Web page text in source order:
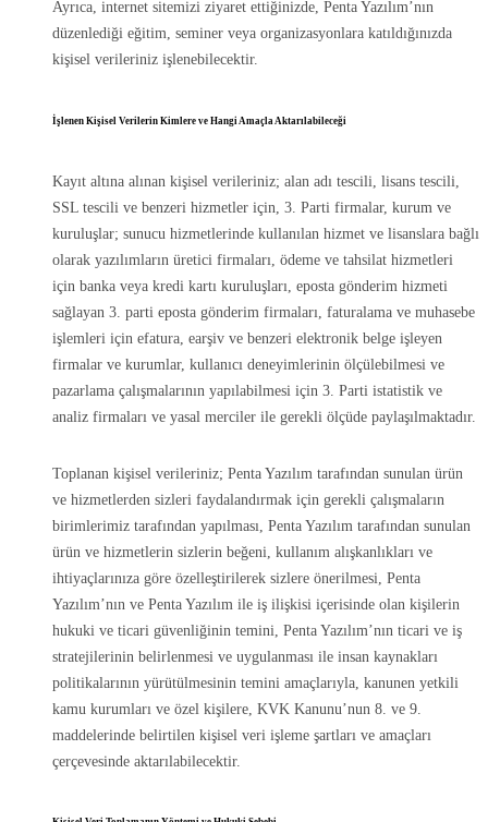
Ayrıca, internet sitemizi ziyaret ettiğinizde, Penta Yazılım’nın
düzenlediği eğitim, seminer veya organizasyonlara katıldığınızda
kişisel verileriniz işlenebilecektir.
İşlenen Kişisel Verilerin Kimlere ve Hangi Amaçla Aktarılabileceği
Kayıt altına alınan kişisel verileriniz; alan adı tescili, lisans tescili,
SSL tescili ve benzeri hizmetler için, 3. Parti firmalar, kurum ve
kuruluşlar; sunucu hizmetlerinde kullanılan hizmet ve lisanslara bağlı
olarak yazılımların üretici firmaları, ödeme ve tahsilat hizmetleri
için banka veya kredi kartı kuruluşları, eposta gönderim hizmeti
sağlayan 3. parti eposta gönderim firmaları, faturalama ve muhasebe
işlemleri için efatura, earşiv ve benzeri elektronik belge işleyen
firmalar ve kurumlar, kullanıcı deneyimlerinin ölçülebilmesi ve
pazarlama çalışmalarının yapılabilmesi için 3. Parti istatistik ve
analiz firmaları ve yasal merciler ile gerekli ölçüde paylaşılmaktadır.
Toplanan kişisel verileriniz; Penta Yazılım tarafından sunulan ürün
ve hizmetlerden sizleri faydalandırmak için gerekli çalışmaların
birimlerimiz tarafından yapılması, Penta Yazılım tarafından sunulan
ürün ve hizmetlerin sizlerin beğeni, kullanım alışkanlıkları ve
ihtiyaçlarınıza göre özelleştirilerek sizlere önerilmesi, Penta
Yazılım’nın ve Penta Yazılım ile iş ilişkisi içerisinde olan kişilerin
hukuki ve ticari güvenliğinin temini, Penta Yazılım’nın ticari ve iş
stratejilerinin belirlenmesi ve uygulanması ile insan kaynakları
politikalarının yürütülmesinin temini amaçlarıyla, kanunen yetkili
kamu kurumları ve özel kişilere, KVK Kanunu’nun 8. ve 9.
maddelerinde belirtilen kişisel veri işleme şartları ve amaçları
çerçevesinde aktarılabilecektir.